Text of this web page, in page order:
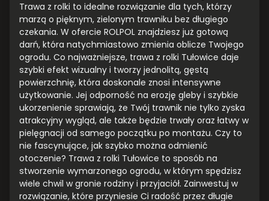
Trawa z rolki to idealne rozwiązanie dla tych, którzy
marzą o pięknym, zielonym trawniku bez długiego
czekania. W ofercie ROLPOL znajdziesz już gotową
darń, która natychmiastowo zmienia oblicze Twojego
ogrodu. Co najważniejsze, trawa z rolki Tułowice daje
szybki efekt wizualny i tworzy jednolitą, gęstą
powierzchnię, która doskonale znosi intensywne
użytkowanie. Jej odporność na erozję gleby i szybkie
ukorzenienie sprawiają, że Twój trawnik nie tylko zyska
atrakcyjny wygląd, ale także będzie trwały oraz łatwy w
pielęgnacji od samego początku po montażu. Czy to
nie fascynujące, jak szybko można odmienić
otoczenie? Trawa z rolki Tułowice to sposób na
stworzenie wymarzonego ogrodu, w którym spędzisz
wiele chwil w gronie rodziny i przyjaciół. Zainwestuj w
rozwiązanie, które przyniesie Ci radość przez długie